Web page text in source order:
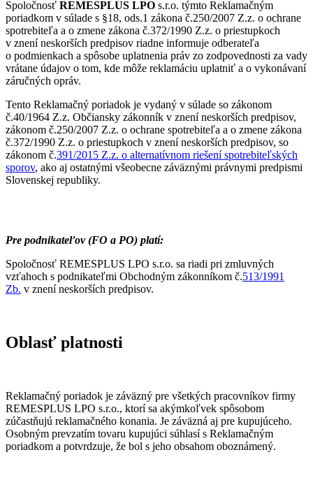
Spoločnosť REMESPLUS LPO s.r.o. týmto Reklamačným
poriadkom v súlade s §18, ods.1 zákona č.250/2007 Z.z. o ochrane
spotrebiteľa a o zmene zákona č.372/1990 Z.z. o priestupkoch
v znení neskorších predpisov riadne informuje odberateľa
o podmienkach a spôsobe uplatnenia práv zo zodpovednosti za vady
vrátane údajov o tom, kde môže reklamáciu uplatniť a o vykonávaní
záručných opráv.
Tento Reklamačný poriadok je vydaný v súlade so zákonom
č.40/1964 Z.z. Občiansky zákonník v znení neskorších predpisov,
zákonom č.250/2007 Z.z. o ochrane spotrebiteľa a o zmene zákona
č.372/1990 Z.z. o priestupkoch v znení neskorších predpisov, so
zákonom č.391/2015 Z.z. o alternatívnom riešení spotrebiteľských
sporov, ako aj ostatnými všeobecne záväznými právnymi predpismi
Slovenskej republiky.
Pre podnikateľov (FO a PO) platí:
Spoločnosť REMESPLUS LPO s.r.o. sa riadi pri zmluvných
vzťahoch s podnikateľmi Obchodným zákonníkom č.513/1991
Zb. v znení neskorších predpisov.
Oblasť platnosti
Reklamačný poriadok je záväzný pre všetkých pracovníkov firmy
REMESPLUS LPO s.r.o., ktorí sa akýmkoľvek spôsobom
zúčastňujú reklamačného konania. Je záväzná aj pre kupujúceho.
Osobným prevzatím tovaru kupujúci súhlasí s Reklamačným
poriadkom a potvrdzuje, že bol s jeho obsahom oboznámený.